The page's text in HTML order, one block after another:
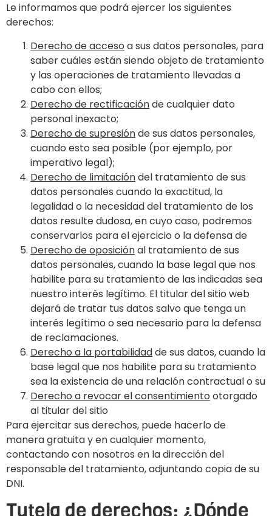
Le informamos que podrá ejercer los siguientes
derechos:
Derecho de acceso a sus datos personales, para
saber cuáles están siendo objeto de tratamiento
y las operaciones de tratamiento llevadas a
cabo con ellos;
Derecho de rectificaciónde cualquier dato
personal inexacto;
Derecho de supresiónde sus datos personales,
cuando esto sea posible (por ejemplo, por
imperativo legal);
Derecho de limitacióndel tratamiento de sus
datos personales cuando la exactitud, la
legalidad o la necesidad del tratamiento de los
datos resulte dudosa, en cuyo caso, podremos
conservarlos para el ejercicio o la defensa de
Derecho de oposiciónal tratamiento de sus
datos personales, cuando la base legal que nos
habilite para su tratamiento de las indicadas sea
nuestro interés legítimo. El titular del sitio web
dejará de tratar tus datos salvo que tenga un
interés legítimo o sea necesario para la defensa
de reclamaciones.
Derecho a la portabilidadde sus datos, cuando la
base legal que nos habilite para su tratamiento
sea la existencia de una relación contractual o su
Derecho a revocar el consentimiento otorgado
al titular del sitio
Para ejercitar sus derechos, puede hacerlo de
manera gratuita y en cualquier momento,
contactando con nosotros en la dirección del
responsable del tratamiento, adjuntando copia de su
DNI.